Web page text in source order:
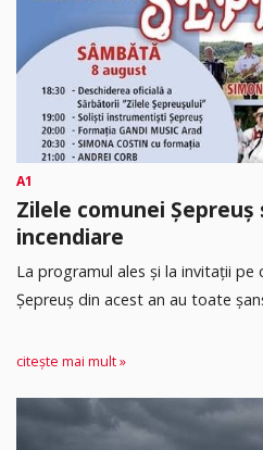
A1
Zilele comunei Șepreuș
incendiare
La programul ales și la invitații pe
Șepreuș din acest an au toate
citește mai mult »